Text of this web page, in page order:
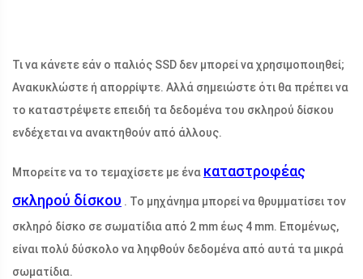
Τι να κάνετε εάν ο παλιός SSD δεν μπορεί να χρησιμοποιηθεί;
Ανακυκλώστε ή απορρίψτε. Αλλά σημειώστε ότι θα πρέπει να
το καταστρέψετε επειδή τα δεδομένα του σκληρού δίσκου
ενδέχεται να ανακτηθούν από άλλους.
Μπορείτε να το τεμαχίσετε με ένα καταστροφέας
σκληρού δίσκου . Το μηχάνημα μπορεί να θρυμματίσει τον
σκληρό δίσκο σε σωματίδια από 2 mm έως 4 mm. Επομένως,
είναι πολύ δύσκολο να ληφθούν δεδομένα από αυτά τα μικρά
σωματίδια.